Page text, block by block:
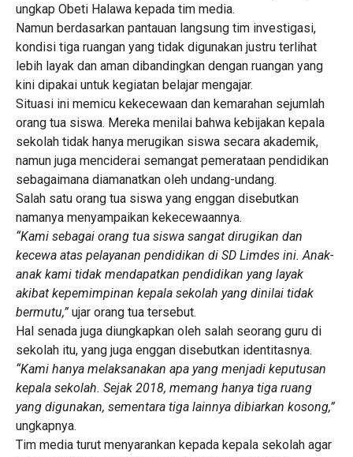
ungkap Obeti Halawa kepada tim media.
Namun berdasarkan pantauan langsung tim investigasi,
kondisi tiga ruangan yang tidak digunakan justru terlihat
lebih layak dan aman dibandingkan dengan ruangan yang
kini dipakai untuk kegiatan belajar mengajar.
Situasi ini memicu kekecewaan dan kemarahan sejumlah
orang tua siswa. Mereka menilai bahwa kebijakan kepala
sekolah tidak hanya merugikan siswa secara akademik,
namun juga menciderai semangat pemerataan pendidikan
sebagaimana diamanatkan oleh undang-undang.
Salah satu orang tua siswa yang enggan disebutkan
namanya menyampaikan kekecewaannya.
“Kami sebagai orang tua siswa sangat dirugikan dan
kecewa atas pelayanan pendidikan di SD Limdes ini. Anak-
anak kami tidak mendapatkan pendidikan yang layak
akibat kepemimpinan kepala sekolah yang dinilai tidak
bermutu,” ujar orang tua tersebut.
Hal senada juga diungkapkan oleh salah seorang guru di
sekolah itu, yang juga enggan disebutkan identitasnya.
“Kami hanya melaksanakan apa yang menjadi keputusan
kepala sekolah. Sejak 2018, memang hanya tiga ruang
yang digunakan, sementara tiga lainnya dibiarkan kosong,”
ungkapnya.
Tim media turut menyarankan kepada kepala sekolah agar